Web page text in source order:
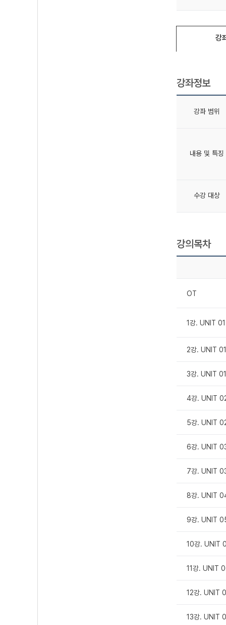
강
강좌정보
강좌 범위
내용 및 특징
수강 대상
강의목차
OT
1강. UNIT
2강. UNIT
3강. UNIT
4강. UNIT
5강. UNIT
6강. UNIT
7강. UNIT
8강. UNIT
9강. UNIT
10강. UNIT
11강. UNIT
12강. UNIT
13강. UNIT